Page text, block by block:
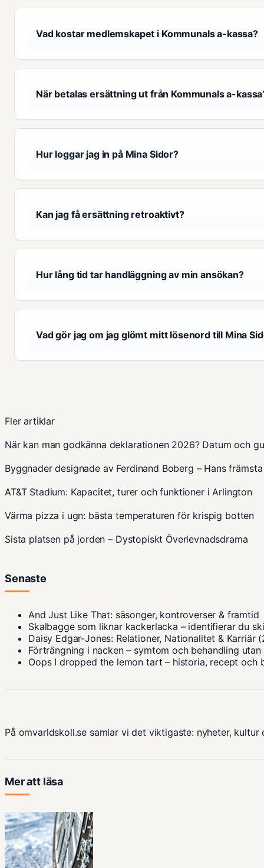
Vad kostar medlemskapet i Kommunals a-kassa?
När betalas ersättning ut från Kommunals a-
Hur loggar jag in på Mina Sidor?
Kan jag få ersättning retroaktivt?
Hur lång tid tar handläggning av min ansökan?
Vad gör jag om jag glömt mitt lösenord till Mina
Fler artiklar
När kan man godkänna deklarationen 2026? Datum och
Byggnader designade av Ferdinand Boberg – Hans
AT&T Stadium: Kapacitet, turer och funktioner i Arlington
Värma pizza i ugn: bästa temperaturen för krispig botten
Sista platsen på jorden – Dystopiskt Överlevnadsdrama
Senaste
And Just Like That: säsonger, kontroverser & framtid
Skalbagge som liknar kackerlacka – identifierar du
Daisy Edgar-Jones: Relationer, Nationalitet & Karriär
Förträngning i nacken – symtom och behandling
Oops I dropped the lemon tart – historia, recept och
På omvarldskoll.se samlar vi det viktigaste: nyheter,
Mer att läsa